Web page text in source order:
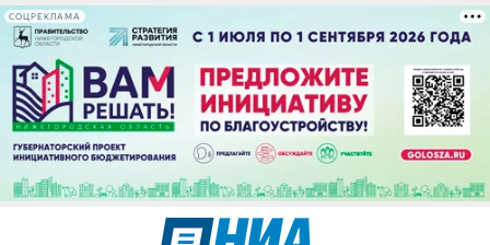
СОЦРЕКЛАМА